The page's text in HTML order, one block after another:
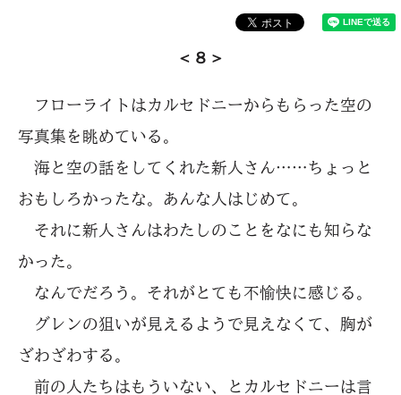
＜８＞
フローライトはカルセドニーからもらった空の
写真集を眺めている。
海と空の話をしてくれた新人さん……ちょっと
おもしろかったな。あんな人はじめて。
それに新人さんはわたしのことをなにも知らな
かった。
なんでだろう。それがとても不愉快に感じる。
グレンの狙いが見えるようで見えなくて、胸が
ざわざわする。
前の人たちはもういない、とカルセドニーは言